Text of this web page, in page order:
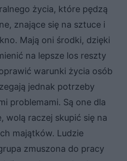
życia, które pędzą
znające się na sztuce i
Mają oni środki, dzięki
na lepsze los reszty
warunki życia osób
jednak potrzeby
problemami. Są one dla
wolą raczej skupić się na
majątków. Ludzie
zmuszona do pracy